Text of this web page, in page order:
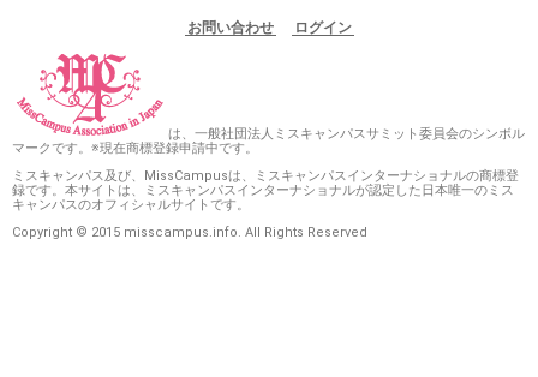
お問い合わせ ログイン
は、一般社団法人ミスキャンパスサミット委員会のシンボル
マークです。※現在商標登録申請中です。
ミスキャンパス及び、MissCampusは、ミスキャンパスインターナショナルの商標登
録です。本サイトは、ミスキャンパスインターナショナルが認定した日本唯一のミス
キャンパスのオフィシャルサイトです。
Copyright © 2015 misscampus.info. All Rights Reserved